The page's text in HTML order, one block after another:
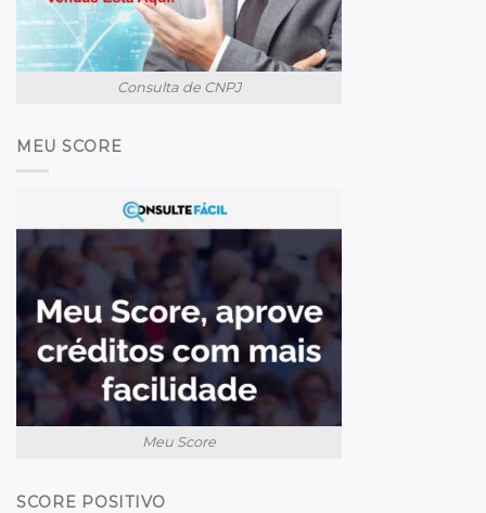
Consulta de CNPJ
MEU SCORE
Meu Score
SCORE POSITIVO